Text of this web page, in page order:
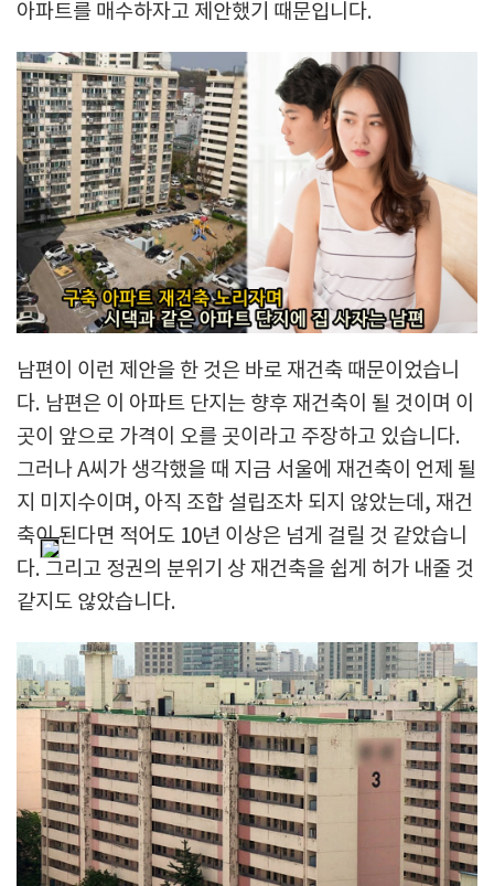
아파트를 매수하자고 제안했기 때문입니다.
남편이 이런 제안을 한 것은 바로 재건축 때문이었습니
다. 남편은 이 아파트 단지는 향후 재건축이 될 것이며 이
곳이 앞으로 가격이 오를 곳이라고 주장하고 있습니다.
그러나 A씨가 생각했을 때 지금 서울에 재건축이 언제 될
지 미지수이며, 아직 조합 설립조차 되지 않았는데, 재건
축이 된다면 적어도 10년 이상은 넘게 걸릴 것 같았습니
다. 그리고 정권의 분위기 상 재건축을 쉽게 허가 내줄 것
같지도 않았습니다.